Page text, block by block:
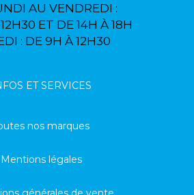
AU VENDREDI :
ET DE 14H À 18H
: DE 9H À 12H30
ET SERVICES
nos marques
Mentions légales